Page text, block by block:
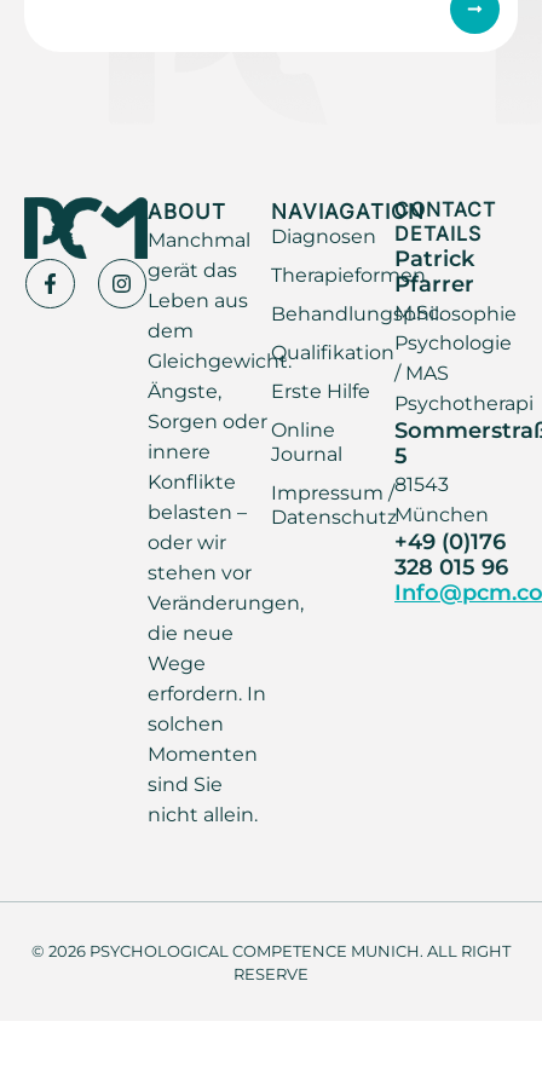
ABOUT
Manchmal
gerät das
Leben aus
dem
Gleichgewicht.
Ängste,
Sorgen oder
innere
Konflikte
belasten –
oder wir
stehen vor
Veränderungen,
die neue
Wege
erfordern. In
solchen
Momenten
sind Sie
nicht allein.
NAVIAGATION
Diagnosen
Therapieformen
Behandlungsphilosophie
Qualifikation
Erste Hilfe
Online
Journal
Impressum /
Datenschutz
CONTACT
DETAILS
Patrick
Pfarrer
M.Sc.
Psychologie
/ MAS
Psychotherapi
5
81543
München
+49 (0)176
328 015 96
© 2026 PSYCHOLOGICAL COMPETENCE MUNICH. ALL RIGHT
RESERVE